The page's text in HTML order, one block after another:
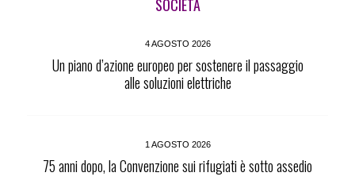
SOCIETÀ
4 AGOSTO 2026
Un piano d’azione europeo per sostenere il passaggio
alle soluzioni elettriche
1 AGOSTO 2026
75 anni dopo, la Convenzione sui rifugiati è sotto assedio